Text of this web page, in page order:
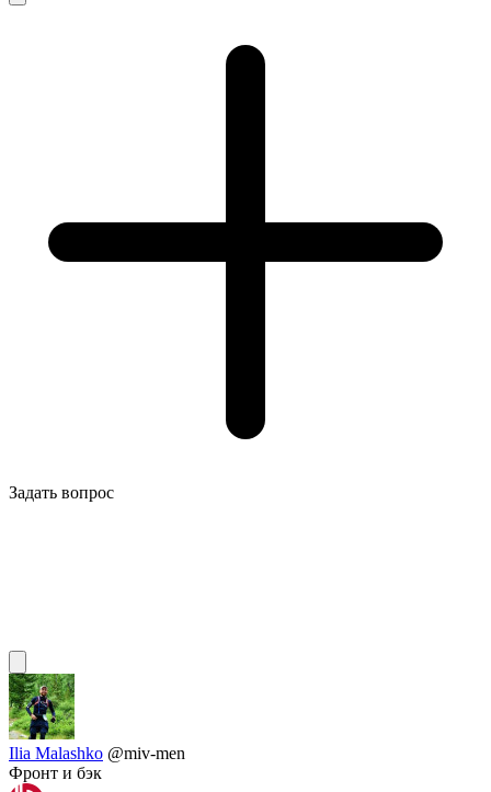
Задать вопрос
Ilia Malashko @miv-men
Фронт и бэк